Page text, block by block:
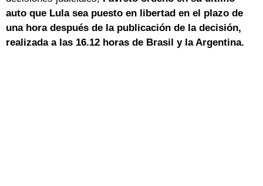
auto que Lula sea puesto en libertad en el plazo de
una hora después de la publicación de la decisión,
realizada a las 16.12 horas de Brasil y la Argentina.